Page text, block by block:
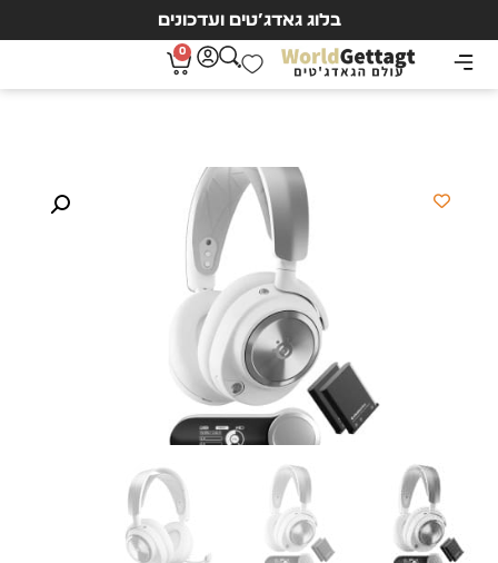
בלוג גאדג’טים ועדכונים
0